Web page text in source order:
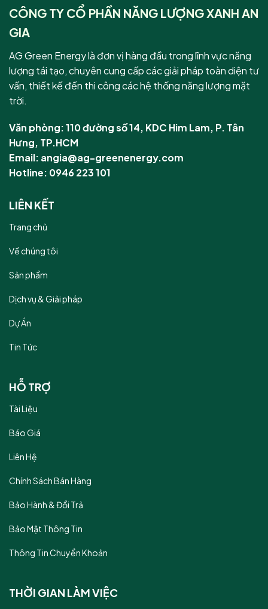
CÔNG TY CỔ PHẦN NĂNG LƯỢNG XANH AN
GIA
AG Green Energy là đơn vị hàng đầu trong lĩnh vực năng
lượng tái tạo, chuyên cung cấp các giải pháp toàn diện tư
vấn, thiết kế đến thi công các hệ thống năng lượng mặt
trời.
Văn phòng: 110 đường số 14, KDC Him Lam, P. Tân
Hưng, TP.HCM
Email: angia@ag-greenenergy.com
Hotline: 0946 223 101
LIÊN KẾT
Trang chủ
Về chúng tôi
Sản phẩm
Dịch vụ & Giải pháp
Dự Án
Tin Tức
HỖ TRỢ
Tài Liệu
Báo Giá
Liên Hệ
Chính Sách Bán Hàng
Bảo Hành & Đổi Trả
Bảo Mật Thông Tin
Thông Tin Chuyển Khoản
THỜI GIAN LÀM VIỆC